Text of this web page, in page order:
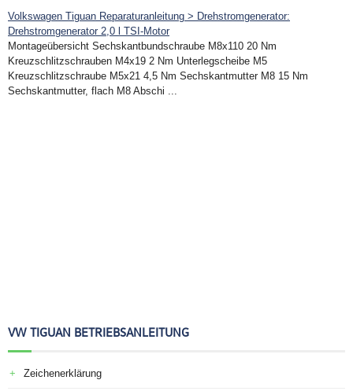
Volkswagen Tiguan Reparaturanleitung > Drehstromgenerator:
Drehstromgenerator 2,0 l TSI-Motor
Montageübersicht Sechskantbundschraube M8x110 20 Nm
Kreuzschlitzschrauben M4x19 2 Nm Unterlegscheibe M5
Kreuzschlitzschraube M5x21 4,5 Nm Sechskantmutter M8 15 Nm
Sechskantmutter, flach M8 Abschi ...
VW TIGUAN BETRIEBSANLEITUNG
Zeichenerklärung